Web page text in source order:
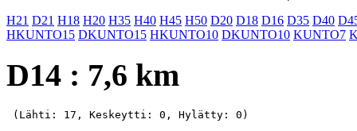
H21 D21 H18 H20 H35 H40 H45 H50 D20 D18 D16 D35 D40
HKUNTO15 DKUNTO15 HKUNTO10 DKUNTO10 KUNTO7
D14 : 7,6 km
(Lähti: 17, Keskeytti: 0, Hylätty: 0)